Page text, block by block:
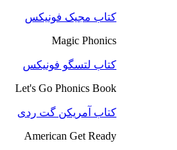
کتاب مجیک فونیکس
Magic Phonics
کتاب لتسگو فونیکس
Let's Go Phonics Book
کتاب آمریکن گت ردی
American Get Ready